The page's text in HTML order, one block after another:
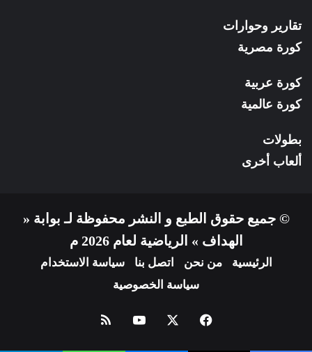
تقارير وحوارات
كورة مصرية
كورة عربية
كورة عالمية
بطولات
ألعاب أخرى
© جميع حقوق الطبع و النشر محفوظة لـ بوابة «
الهداف » الرياضية لعام 2026 م
الرئيسية من نحن اتصل بنا
سياسة الاستخدام
سياسة الخصوصية
فيسبوك يوتيوبملخص